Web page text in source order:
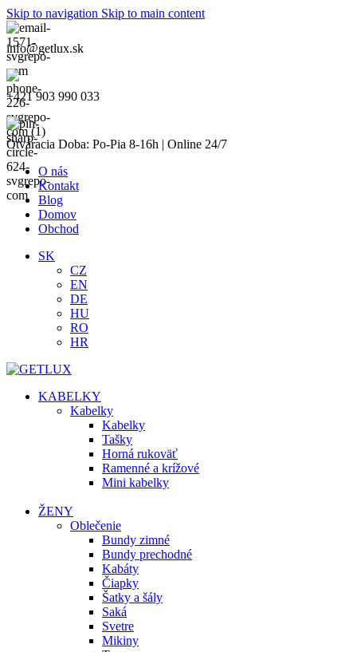
Skip to navigation Skip to main content
info@getlux.sk
+421 903 990 033
Otváracia Doba: Po-Pia 8-16h | Online 24/7
O nás
Kontakt
Blog
Domov
Obchod
SK
CZ
EN
DE
HU
RO
HR
KABELKY
Kabelky
Kabelky
Tašky
Horná rukoväť
Ramenné a krížové
Mini kabelky
ŽENY
Oblečenie
Bundy zimné
Bundy prechodné
Kabáty
Čiapky
Šatky a šály
Saká
Svetre
Mikiny